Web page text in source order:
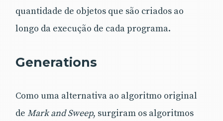
quantidade de objetos que são criados ao
longo da execução de cada programa.
Generations
Como uma alternativa ao algoritmo original
de Mark and Sweep, surgiram os algoritmos